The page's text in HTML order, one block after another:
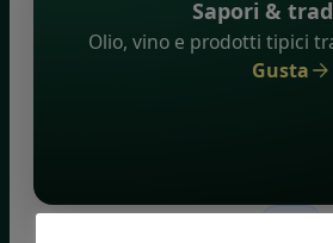
Sapori &
Olio, vino e prodotti tipici
Gusta